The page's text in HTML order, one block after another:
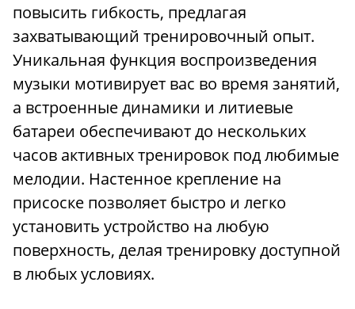
повысить гибкость, предлагая
захватывающий тренировочный опыт.
Уникальная функция воспроизведения
музыки мотивирует вас во время занятий,
а встроенные динамики и литиевые
батареи обеспечивают до нескольких
часов активных тренировок под любимые
мелодии. Настенное крепление на
присоске позволяет быстро и легко
установить устройство на любую
поверхность, делая тренировку доступной
в любых условиях.